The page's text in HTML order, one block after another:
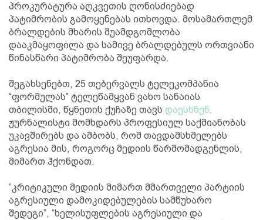
პროკურატურა აღკვეთის ღონისძიებად
პატიმრობის გამოყენებას ითხოვდა. მოსამართლემ
ბრალდების მხარის შუამდგომლობა
დააკმაყოფილა და სამივე ბრალდებულს ორთვიანი
წინასწარი პატიმრობა შეუფარდა.
შეგახსენებთ, 25 თებერვალს ტელეკომპანია
“ფორმულას” ტელეწამყვან ვახო სანაიას
თბილისში, წყნეთის ქუჩაზე თავს დაესხნენ.
ჟურნალისტი მომხდარს პროფესიულ საქმიანობას
უკავშირებს და ამბობს, რომ თავდამსხმელებს
აგრესია მის, როგორც მედიის წარმომადგენლის,
მიმართ ჰქონდათ.
“კრიტიკული მედიის მიმართ მმართველი პარტიის
აგრესიული დამოკიდებულების სამწუხარო
შედეგი”, “ხელისუფლების აგრესიული და